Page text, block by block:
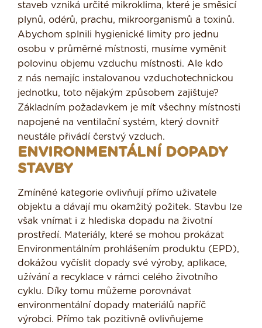
staveb vzniká určité mikroklima, které je směsicí
plynů, odérů, prachu, mikroorganismů a toxinů.
Abychom splnili hygienické limity pro jednu
osobu v průměrné místnosti, musíme vyměnit
polovinu objemu vzduchu místnosti. Ale kdo
z nás nemajíc instalovanou vzduchotechnickou
jednotku, toto nějakým způsobem zajištuje?
Základním požadavkem je mít všechny místnosti
napojené na ventilační systém, který dovnitř
neustále přivádí čerstvý vzduch.
ENVIRONMENTÁLNÍ DOPADY
STAVBY
Zmíněné kategorie ovlivňují přímo uživatele
objektu a dávají mu okamžitý požitek. Stavbu lze
však vnímat i z hlediska dopadu na životní
prostředí. Materiály, které se mohou prokázat
Environmentálním prohlášením produktu (EPD),
dokážou vyčíslit dopady své výroby, aplikace,
užívání a recyklace v rámci celého životního
cyklu. Díky tomu můžeme porovnávat
environmentální dopady materiálů napříč
výrobci. Přímo tak pozitivně ovlivňujeme